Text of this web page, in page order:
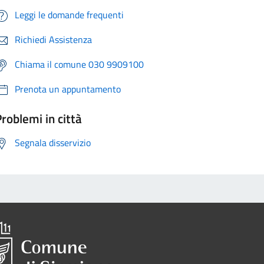
Leggi le domande frequenti
Richiedi Assistenza
Chiama il comune 030 9909100
Prenota un appuntamento
in città
Segnala disservizio